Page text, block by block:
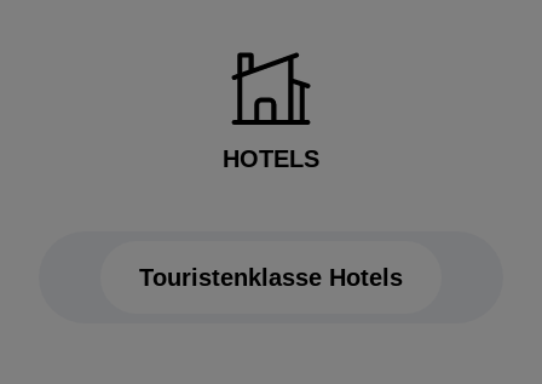
HOTELS
Touristenklasse Hotels